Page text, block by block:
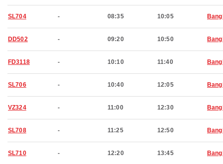
SL704 - 08:35 10:05
DD502 - 09:20 10:50
FD3118 - 10:10 11:40
SL706 - 10:40 12:05
VZ324 - 11:00 12:30
SL708 - 11:25 12:50
SL710 - 12:20 13:45